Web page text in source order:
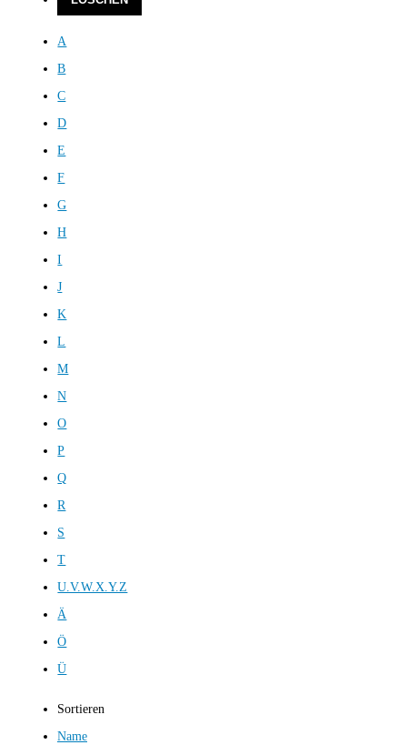
A
B
C
D
E
F
G
H
I
J
K
L
M
N
O
P
Q
R
S
T
U.V.W.X.Y.Z
Ä
Ö
Ü
Sortieren
Name